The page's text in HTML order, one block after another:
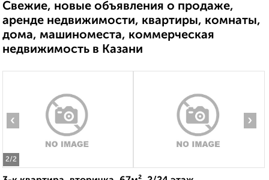
Свежие, новые объявления о продаже,
аренде недвижимости, квартиры, комнаты,
дома, машиноместа, коммерческая
недвижимость в Казани
2/2
‹ ›